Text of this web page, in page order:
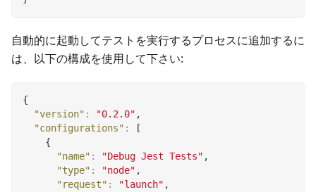
自動的に起動してテストを実行するプロセスに追加するに
は、以下の構成を使用して下さい:
{
"version" : "0.2.0" ,
"configurations" :
[
{
"name" : "Debug Jest Tests" ,
"type" : "node" ,
"request" : "launch" ,